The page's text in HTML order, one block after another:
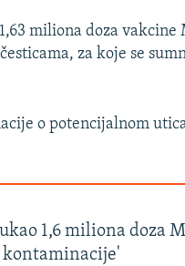
miliona doza
za koje se
o potencijalnom
1,6 miliona doza
kontaminacije'